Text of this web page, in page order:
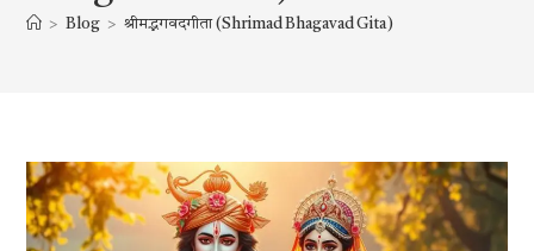
> Blog > श्रीमद्भगवदगीता (Shrimad Bhagavad Gita)